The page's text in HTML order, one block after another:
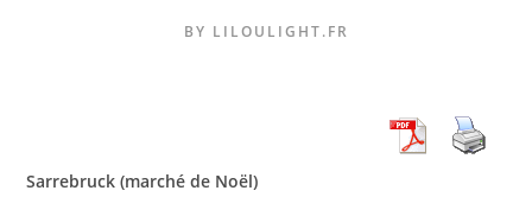
BY LILOULIGHT.FR
Sarrebruck (marché de Noël)